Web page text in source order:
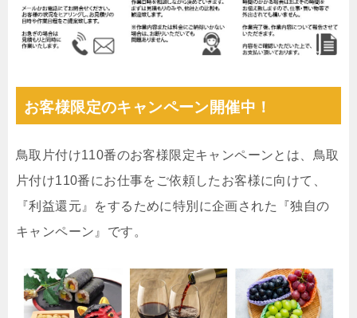
お客様限定のキャンペーン開催中！
鳥取片付け110番のお客様限定キャンペーンとは、鳥取
片付け110番にお仕事をご依頼したお客様に向けて、
『利益還元』をするために特別に企画された『独自の
キャンペーン』です。